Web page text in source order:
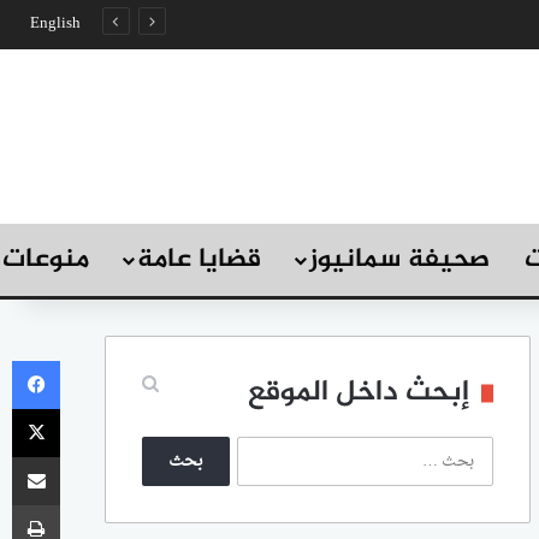
English
صحيفة سمانيوز قضايا عامة منوعات
إبحث داخل الموقع
ح